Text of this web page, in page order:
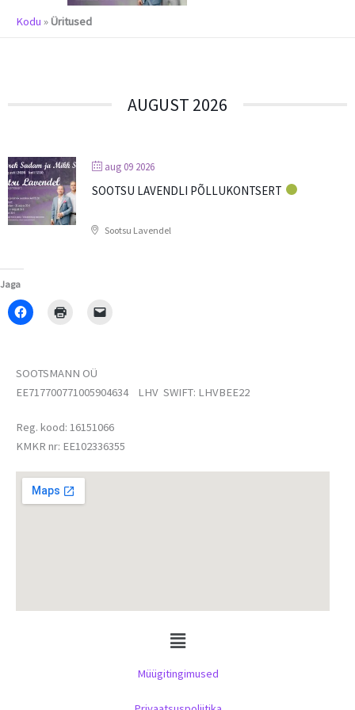
m
Kodu »Üritused
AUGUST 2026
aug 09 2026
SOOTSU LAVENDLI PÕLLUKONTSERT
Sootsu Lavendel
Jaga
SOOTSMANN OÜ
EE717700771005904634 LHV SWIFT: LHVBEE22
Reg. kood: 16151066
KMKR nr: EE102336355
Menu
Müügitingimused